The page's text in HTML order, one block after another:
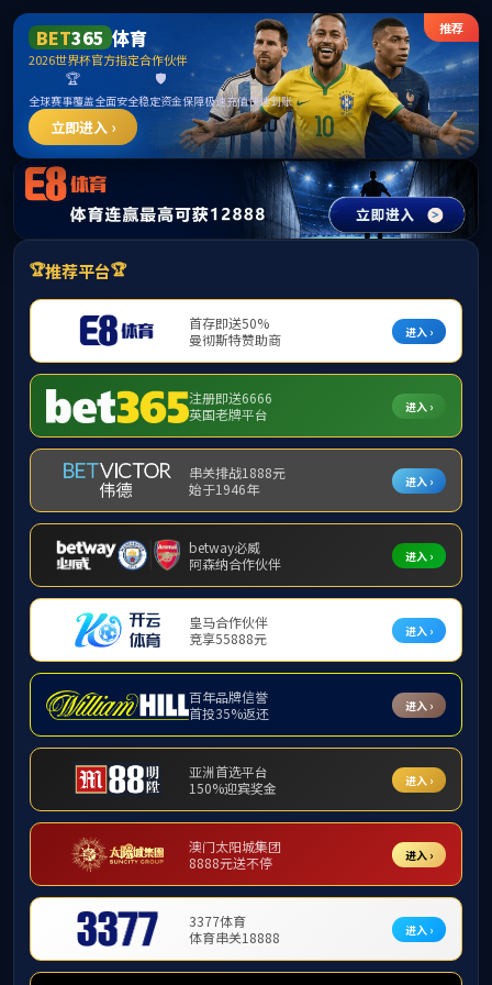
******
中国·必威
学院首页
本科生教育
专业设置
教学动态
教学公告
风采展示
专业设置
【培养目标】
息管理能力，具备
【主要课程】
据库原理与应用、大
【就业及升学
教融合应用创新中心